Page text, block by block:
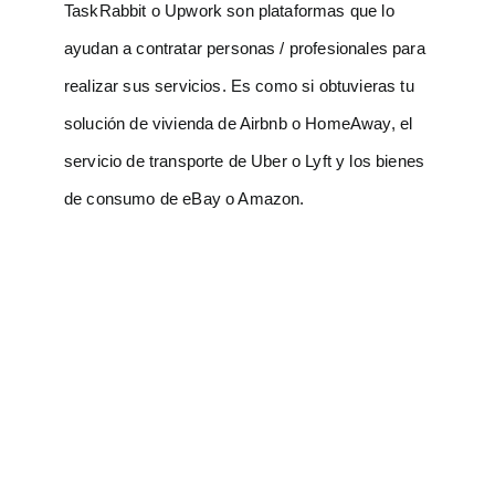
TaskRabbit o Upwork son plataformas que lo
ayudan a contratar personas / profesionales para
realizar sus servicios. Es como si obtuvieras tu
solución de vivienda de Airbnb o HomeAway, el
servicio de transporte de Uber o Lyft y los bienes
de consumo de eBay o Amazon.